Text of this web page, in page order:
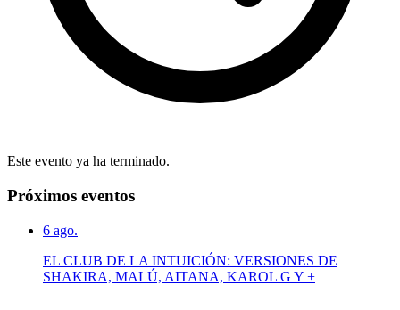
Este evento ya ha terminado.
Próximos eventos
6 ago.
EL CLUB DE LA INTUICIÓN: VERSIONES DE
SHAKIRA, MALÚ, AITANA, KAROL G Y +